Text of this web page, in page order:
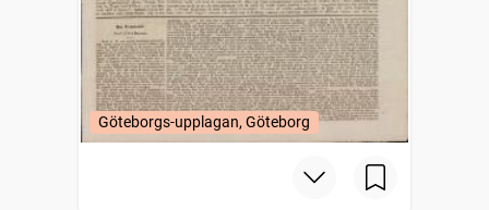
Göteborgs-upplagan, Göteborg